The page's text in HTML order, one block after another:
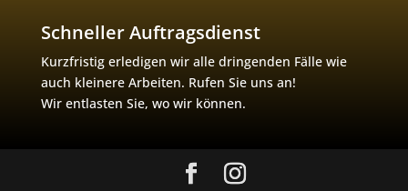
Schneller Auftragsdienst
Kurzfristig erledigen wir alle dringenden Fälle wie
auch kleinere Arbeiten. Rufen Sie uns an!
Wir entlasten Sie, wo wir können.